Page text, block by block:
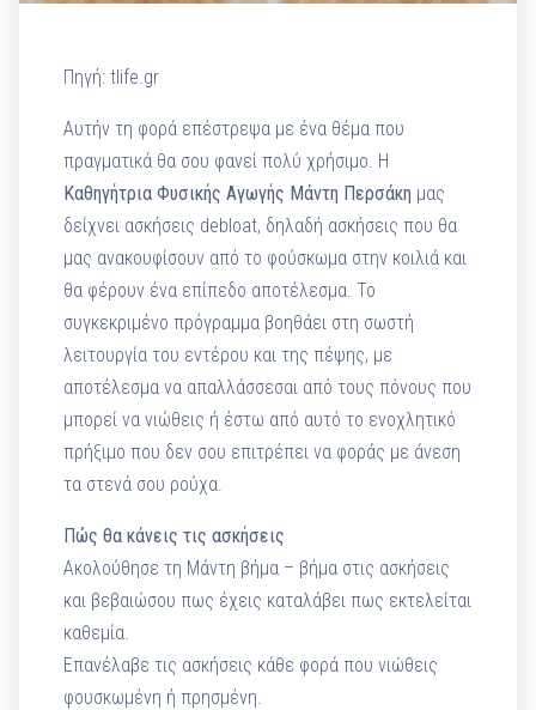
Πηγή: tlife.gr
Αυτήν τη φορά επέστρεψα με ένα θέμα που
πραγματικά θα σου φανεί πολύ χρήσιμο. Η
Καθηγήτρια Φυσικής Αγωγής Μάντη Περσάκη μας
δείχνει ασκήσεις debloat, δηλαδή ασκήσεις που θα
μας ανακουφίσουν από το φούσκωμα στην κοιλιά και
θα φέρουν ένα επίπεδο αποτέλεσμα. Το
συγκεκριμένο πρόγραμμα βοηθάει στη σωστή
λειτουργία του εντέρου και της πέψης, με
αποτέλεσμα να απαλλάσσεσαι από τους πόνους που
μπορεί να νιώθεις ή έστω από αυτό το ενοχλητικό
πρήξιμο που δεν σου επιτρέπει να φοράς με άνεση
τα στενά σου ρούχα.
Πώς θα κάνεις τις ασκήσεις
Ακολούθησε τη Μάντη βήμα – βήμα στις ασκήσεις
και βεβαιώσου πως έχεις καταλάβει πως εκτελείται
καθεμία.
Επανέλαβε τις ασκήσεις κάθε φορά που νιώθεις
φουσκωμένη ή πρησμένη.